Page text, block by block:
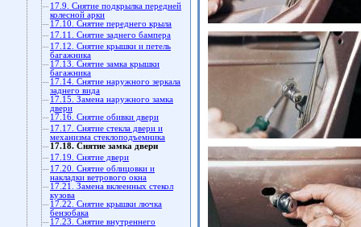
17.9. Снятие подкрылка передней
колесной арки
17.10. Снятие переднего крыла
17.11. Снятие заднего бампера
17.12. Снятие крышки и петель
багажника
17.13. Снятие замка крышки
багажника
17.14. Снятие наружного зеркала
заднего вида
17.15. Замена наружного замка
двери
17.16. Снятие обивки двери
17.17. Снятие стекла двери и
механизма стеклоподъемника
17.18. Снятие замка двери
17.19. Снятие двери
17.20. Снятие облицовки и
накладки ветрового окна
17.21. Замена вклеенных стекол
кузова
17.22. Снятие крышки лючка
бензобака
17.23. Снятие внутреннего